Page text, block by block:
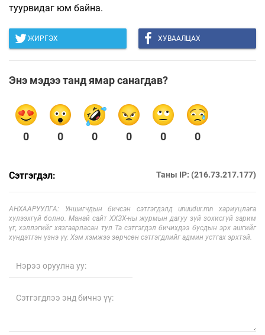
туурвидаг юм байна.
ЖИРГЭХ ХУВААЛЦАХ
Энэ мэдээ танд ямар санагдав?
0 0 0 0 0 0
Сэтгэгдэл: Таны IP: (216.73.217.177)
АНХААРУУЛГА: Уншигчдын бичсэн сэтгэгдэлд unuudur.mn хариуцлага
хүлээхгүй болно. Манай сайт ХХЗХ-ны журмын дагуу зүй зохисгүй зарим
үг, хэллэгийг хязгаарласан тул Та сэтгэгдэл бичихдээ бусдын эрх ашгийг
хүндэтгэн үзнэ үү. Хэм хэмжээ зөрчсөн сэтгэгдлийг админ устгах эрхтэй.